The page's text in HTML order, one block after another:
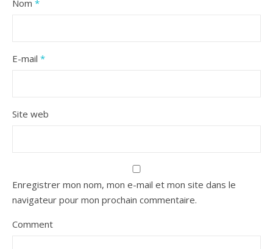
Nom *
E-mail *
Site web
Enregistrer mon nom, mon e-mail et mon site dans le
navigateur pour mon prochain commentaire.
Comment